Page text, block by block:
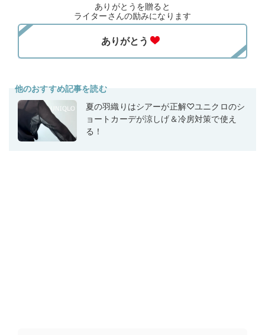
ありがとうを贈ると
ライターさんの励みになります
他のおすすめ記事を読む
夏の羽織りはシアーが正解♡ユニクロのシ
ョートカーデが涼しげ＆冷房対策で使え
る！